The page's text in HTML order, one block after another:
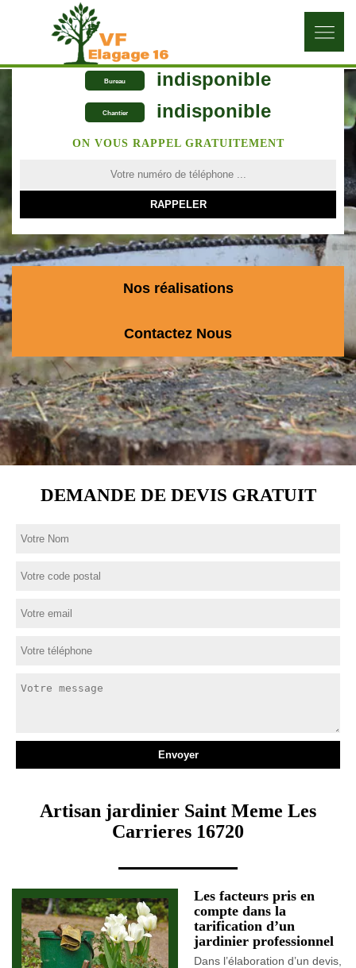
Bureau indisponible
Chantier indisponible
ON VOUS RAPPEL GRATUITEMENT
Nos réalisations
Contactez Nous
DEMANDE DE DEVIS GRATUIT
Artisan jardinier Saint Meme Les
Carrieres 16720
Les facteurs pris en
compte dans la
tarification d’un
jardinier professionnel
Dans l’élaboration d’un devis,